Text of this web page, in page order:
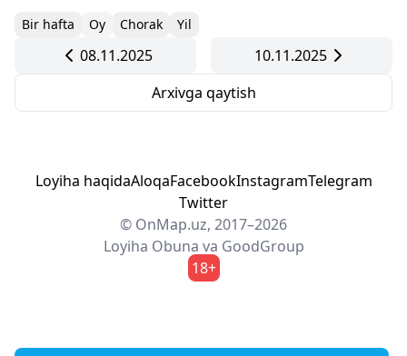
Bir hafta Oy Chorak Yil
08.11.2025
10.11.2025
Arxivga qaytish
Loyiha haqidaAloqaFacebookInstagramTelegram
Twitter
© OnMap.uz, 2017–2026
Loyiha Obuna va GoodGroup
18+